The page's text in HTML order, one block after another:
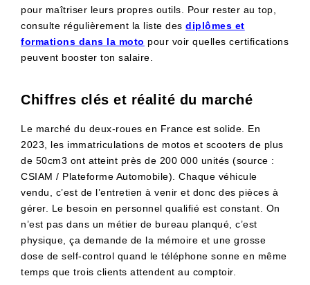
pour maîtriser leurs propres outils. Pour rester au top,
consulte régulièrement la liste des diplômes et
formations dans la moto pour voir quelles certifications
peuvent booster ton salaire.
Chiffres clés et réalité du marché
Le marché du deux-roues en France est solide. En
2023, les immatriculations de motos et scooters de plus
de 50cm3 ont atteint près de 200 000 unités (source :
CSIAM / Plateforme Automobile). Chaque véhicule
vendu, c’est de l’entretien à venir et donc des pièces à
gérer. Le besoin en personnel qualifié est constant. On
n’est pas dans un métier de bureau planqué, c’est
physique, ça demande de la mémoire et une grosse
dose de self-control quand le téléphone sonne en même
temps que trois clients attendent au comptoir.